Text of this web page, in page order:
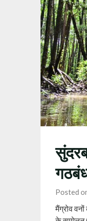
Posted
मैंग्रोव